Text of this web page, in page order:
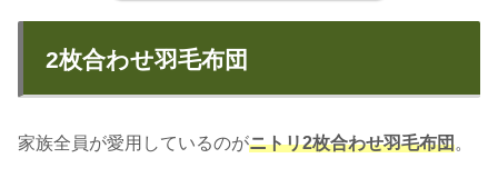
2枚合わせ羽毛布団
家族全員が愛用しているのがニトリ2枚合わせ羽毛布団。